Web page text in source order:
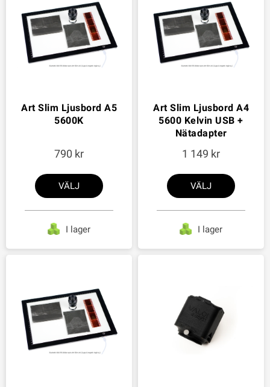
Art Slim Ljusbord A5
5600K
790
VÄLJ
I lager
Art Slim Ljusbord A4
5600 Kelvin USB +
Nätadapter
1 149
VÄLJ
I lager